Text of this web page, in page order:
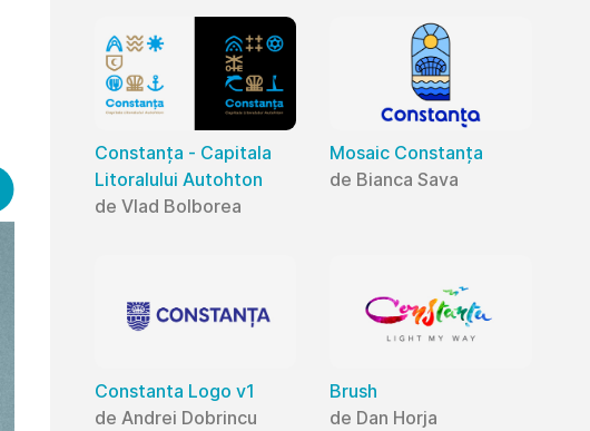
Constanța - Capitala
Litoralului Autohton
de Vlad Bolborea
Mosaic Constanța
de Bianca Sava
Constanta Logo v1
de Andrei Dobrincu
Brush
de Dan Horja